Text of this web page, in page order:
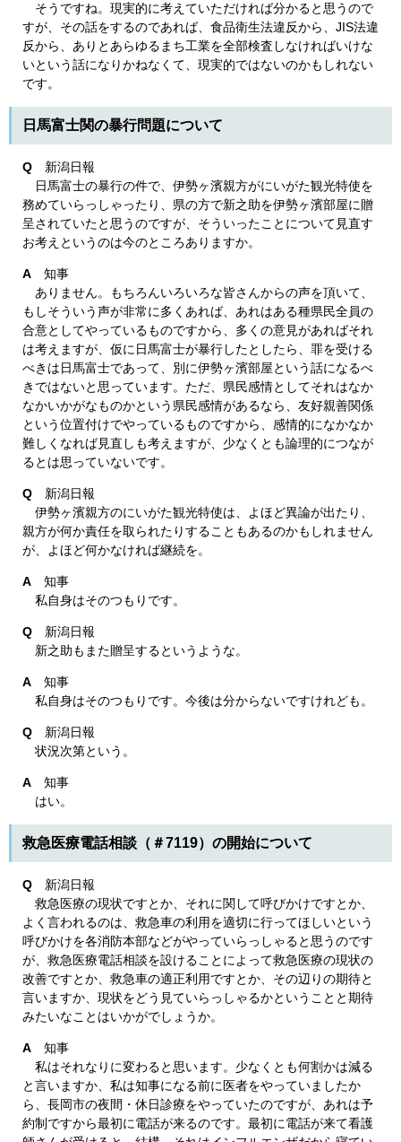
そうですね。現実的に考えていただければ分かると思うので
すが、その話をするのであれば、食品衛生法違反から、JIS法違
反から、ありとあらゆるまち工業を全部検査しなければいけな
いという話になりかねなくて、現実的ではないのかもしれない
です。
日馬富士関の暴行問題について
Q 新潟日報
日馬富士の暴行の件で、伊勢ヶ濱親方がにいがた観光特使を
務めていらっしゃったり、県の方で新之助を伊勢ヶ濱部屋に贈
呈されていたと思うのですが、そういったことについて見直す
お考えというのは今のところありますか。
A 知事
ありません。もちろんいろいろな皆さんからの声を頂いて、
もしそういう声が非常に多くあれば、あれはある種県民全員の
合意としてやっているものですから、多くの意見があればそれ
は考えますが、仮に日馬富士が暴行したとしたら、罪を受ける
べきは日馬富士であって、別に伊勢ヶ濱部屋という話になるべ
きではないと思っています。ただ、県民感情としてそれはなか
なかいかがなものかという県民感情があるなら、友好親善関係
という位置付けでやっているものですから、感情的になかなか
難しくなれば見直しも考えますが、少なくとも論理的につなが
るとは思っていないです。
Q 新潟日報
伊勢ヶ濱親方のにいがた観光特使は、よほど異論が出たり、
親方が何か責任を取られたりすることもあるのかもしれません
が、よほど何かなければ継続を。
A 知事
私自身はそのつもりです。
Q 新潟日報
新之助もまた贈呈するというような。
A 知事
私自身はそのつもりです。今後は分からないですけれども。
Q 新潟日報
状況次第という。
A 知事
はい。
救急医療電話相談（＃7119）の開始について
Q 新潟日報
救急医療の現状ですとか、それに関して呼びかけですとか、
よく言われるのは、救急車の利用を適切に行ってほしいという
呼びかけを各消防本部などがやっていらっしゃると思うのです
が、救急医療電話相談を設けることによって救急医療の現状の
改善ですとか、救急車の適正利用ですとか、その辺りの期待と
言いますか、現状をどう見ていらっしゃるかということと期待
みたいなことはいかがでしょうか。
A 知事
私はそれなりに変わると思います。少なくとも何割かは減る
と言いますか、私は知事になる前に医者をやっていましたか
ら、長岡市の夜間・休日診療をやっていたのですが、あれは予
約制ですから最初に電話が来るのです。最初に電話が来て看護